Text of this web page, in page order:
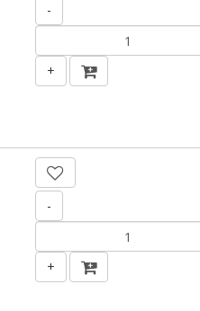
-
+
-
+